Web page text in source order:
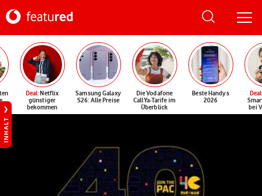
Deal: Netflix
günstiger
bekommen
Samsung Galaxy
S26: Alle Preise
Die Vodafone
CallYa-Tarife im
Überblick
Beste Handys
2026
Deal
bei
INHALT